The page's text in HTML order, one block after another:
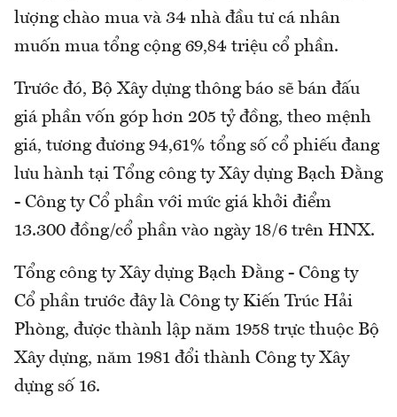
lượng chào mua và 34 nhà đầu tư cá nhân
muốn mua tổng cộng 69,84 triệu cổ phần.
Trước đó, Bộ Xây dựng thông báo sẽ bán đấu
giá phần vốn góp hơn 205 tỷ đồng, theo mệnh
giá, tương đương 94,61% tổng số cổ phiếu đang
lưu hành tại Tổng công ty Xây dựng Bạch Đằng
- Công ty Cổ phần với mức giá khởi điểm
13.300 đồng/cổ phần vào ngày 18/6 trên HNX.
Tổng công ty Xây dựng Bạch Đằng - Công ty
Cổ phần trước đây là Công ty Kiến Trúc Hải
Phòng, được thành lập năm 1958 trực thuộc Bộ
Xây dựng, năm 1981 đổi thành Công ty Xây
dựng số 16.